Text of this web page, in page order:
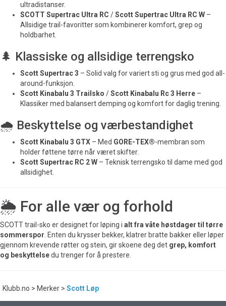
ultradistanser.
SCOTT Supertrac Ultra RC /Scott Supertrac Ultra RC W –
Allsidige trail-favoritter som kombinerer komfort, grep og
holdbarhet.
🌲 Klassiske og allsidige terrengsko
Scott Supertrac 3 – Solid valg for variert sti og grus med god all-
around-funksjon.
Scott Kinabalu 3 Trailsko /Scott Kinabalu Rc 3 Herre –
Klassiker med balansert demping og komfort for daglig trening.
🌧️ Beskyttelse og værbestandighet
Scott Kinabalu 3 GTX – Med GORE-TEX®-membran som
holder føttene tørre når været skifter.
Scott Supertrac RC 2 W – Teknisk terrengsko til dame med god
allsidighet.
🌦️ For alle vær og forhold
SCOTT trail-sko er designet for løping i alt fra våte høstdager til tørre
sommerspor . Enten du krysser bekker, klatrer bratte bakker eller løper
gjennom krevende røtter og stein, gir skoene deg det grep, komfort
og beskyttelsedu trenger for å prestere.
Klubb.no>Merker>Scott Løp